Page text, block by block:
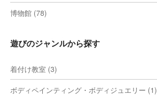
博物館 (78)
遊びのジャンルから探す
着付け教室 (3)
ボディペインティング・ボディジュエリー (1)